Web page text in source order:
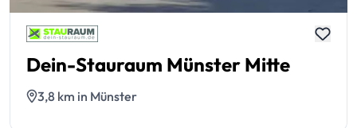
Dein-Stauraum Münster Mitte
3,8 km in Münster